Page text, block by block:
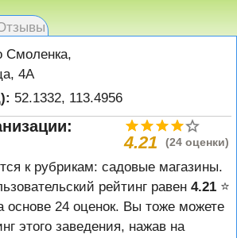
Смоленка,
4А
52.1332, 113.4956
(24 оценки)
4.21
к рубрикам: садовые магазины.
рейтинг равен 4.21 ⭐️
основе 24 оценок. Вы тоже можете
этого заведения, нажав на